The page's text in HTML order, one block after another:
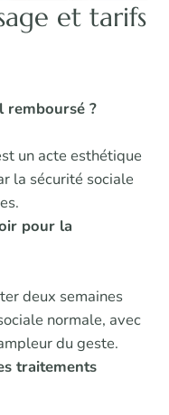
et tarifs
remboursé ?
un acte esthétique
la sécurité sociale
pour la
deux semaines
normale, avec
du geste.
traitements